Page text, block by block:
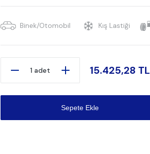
Binek/Otomobil Kış Lastiği
1 adet 15.425,28 TL
Sepete Ekle